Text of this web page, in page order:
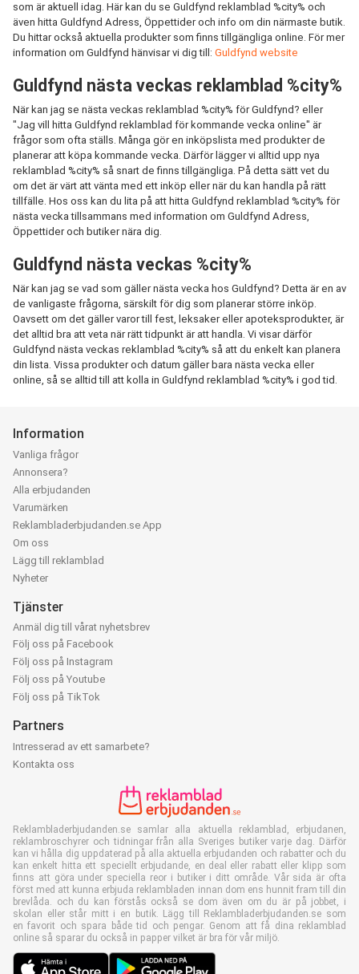
som är aktuell idag. Här kan du se Guldfynd reklamblad %city% och
även hitta Guldfynd Adress, Öppettider och info om din närmaste butik.
Du hittar också aktuella produkter som finns tillgängliga online. För mer
information om Guldfynd hänvisar vi dig till: Guldfynd website
Guldfynd nästa veckas reklamblad %city%
När kan jag se nästa veckas reklamblad %city% för Guldfynd? eller
"Jag vill hitta Guldfynd reklamblad för kommande vecka online" är
frågor som ofta ställs. Många gör en inköpslista med produkter de
planerar att köpa kommande vecka. Därför lägger vi alltid upp nya
reklamblad %city% så snart de finns tillgängliga. På detta sätt vet du
om det är värt att vänta med ett inköp eller när du kan handla på rätt
tillfälle. Hos oss kan du lita på att hitta Guldfynd reklamblad %city% för
nästa vecka tillsammans med information om Guldfynd Adress,
Öppettider och butiker nära dig.
Guldfynd nästa veckas %city%
När kan jag se vad som gäller nästa vecka hos Guldfynd? Detta är en av
de vanligaste frågorna, särskilt för dig som planerar större inköp.
Oavsett om det gäller varor till fest, leksaker eller apoteksprodukter, är
det alltid bra att veta när rätt tidpunkt är att handla. Vi visar därför
Guldfynd nästa veckas reklamblad %city% så att du enkelt kan planera
din lista. Vissa produkter och datum gäller bara nästa vecka eller
online, så se alltid till att kolla in Guldfynd reklamblad %city% i god tid.
Information
Vanliga frågor
Annonsera?
Alla erbjudanden
Varumärken
Reklambladerbjudanden.se App
Om oss
Lägg till reklamblad
Nyheter
Tjänster
Anmäl dig till vårat nyhetsbrev
Följ oss på Facebook
Följ oss på Instagram
Följ oss på Youtube
Följ oss på TikTok
Partners
Intresserad av ett samarbete?
Kontakta oss
Reklambladerbjudanden.se samlar alla aktuella reklamblad, erbjudanen,
reklambroschyrer och tidningar från alla Sveriges butiker varje dag. Därför
kan vi hålla dig uppdaterad på alla aktuella erbjudanden och rabatter och du
kan enkelt hitta ett speciellt erbjudande, en deal eller rabatt eller klipp som
finns att göra under speciella reor i butiker i ditt område. Vår sida är ofta
först med att kunna erbjuda reklambladen innan dom ens hunnit fram till din
brevlåda. och du kan förstås också se dom även om du är på jobbet, i
skolan eller står mitt i en butik. Lägg till Reklambladerbjudanden.se som
en favorit och spara både tid och pengar. Genom att få dina reklamblad
online så sparar du också in papper vilket är bra för vår miljö.